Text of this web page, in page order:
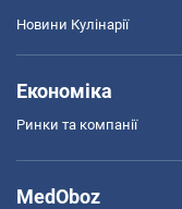
Новини Кулінарії
Економіка
Ринки та компанії
MedOboz